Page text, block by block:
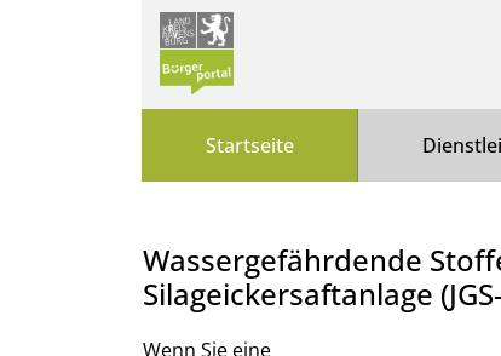
Zum Hauptinhalt springen
Startseite
Wassergefährdende
Silageickersaftanlage
Wenn Sie eine